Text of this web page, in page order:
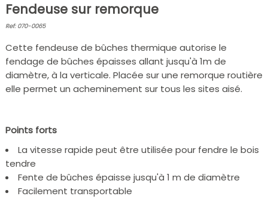
Fendeuse sur remorque
Ref: 070-0065
Cette fendeuse de bûches thermique autorise le
fendage de bûches épaisses allant jusqu'à 1m de
diamètre, à la verticale. Placée sur une remorque routière
elle permet un acheminement sur tous les sites aisé.
Points forts
La vitesse rapide peut être utilisée pour fendre le bois
tendre
Fente de bûches épaisse jusqu'à 1 m de diamètre
Facilement transportable